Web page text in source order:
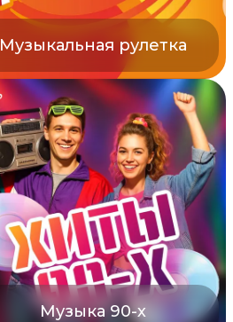
Музыкальная рулетка
Музыка 90-х